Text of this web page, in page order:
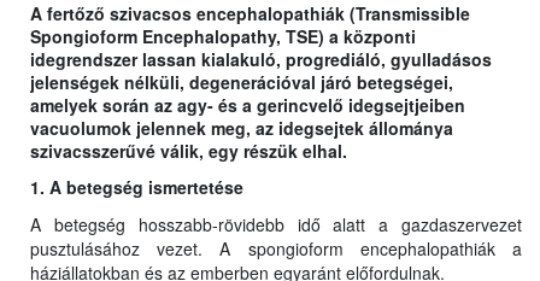
A fertőző szivacsos encephalopathiák (Transmissible
Spongioform Encephalopathy, TSE) a központi
idegrendszer lassan kialakuló, progrediáló, gyulladásos
jelenségek nélküli, degenerációval járó betegségei,
amelyek során az agy- és a gerincvelő idegsejtjeiben
vacuolumok jelennek meg, az idegsejtek állománya
szivacsszerűvé válik, egy részük elhal.
1. A betegség ismertetése
A betegség hosszabb-rövidebb idő alatt a gazdaszervezet
pusztulásához vezet. A spongioform encephalopathiák a
háziállatokban és az emberben egyaránt előfordulnak.